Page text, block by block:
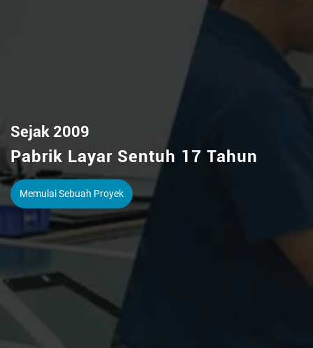
Papan reklame digital dalam/luar ruangan
Lihat Selengkapnya